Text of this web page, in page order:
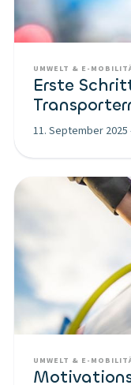
UMWELT & E-
Erste
11. September 2025
UMWELT & E-